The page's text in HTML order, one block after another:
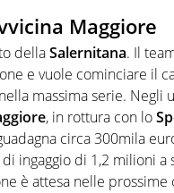
Maggiore
dellaSalernitana. Il
e vuole cominciare il
massima serie. Negli
, in rottura con lo
circa 300mila
ingaggio di 1,2 milioni
è attesa nelle prossime